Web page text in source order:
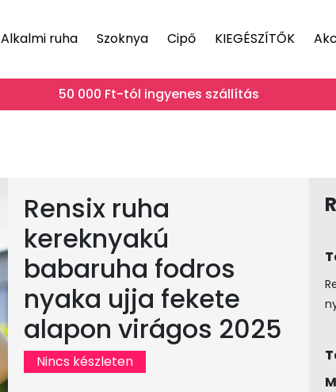
Alkalmi ruha Szoknya Cipő KIEGÉSZÍTŐK
50 000 Ft-tól ingyenes szállítás
Rensix ruha
kereknyakú
babaruha fodros
nyaka ujja fekete
alapon virágos 2025
Nincs készleten